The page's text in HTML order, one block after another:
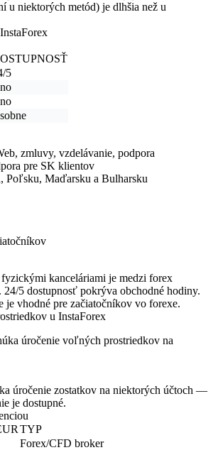
u niektorých metód) je dlhšia než u
5
zmluvy, vzdelávanie, podpora
pre SK klientov
Poľsku, Maďarsku a Bulharsku
fyzickými kanceláriami je medzi forex
5 dostupnosť pokrýva obchodné hodiny.
je vhodné pre začiatočníkov vo forexe.
u InstaForex
úročenie voľných prostriedkov na
úročenie zostatkov na niektorých účtoch —
je dostupné.
TYP
Forex/CFD broker